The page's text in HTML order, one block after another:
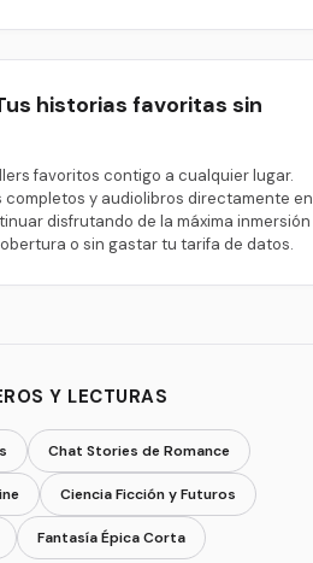
historias favoritas sin
favoritos contigo a cualquier lugar.
completos y audiolibros directamente en
disfrutando de la máxima inmersión
o sin gastar tu tarifa de datos.
Y LECTURAS
Chat Stories de Romance
Ciencia Ficción y Futuros
Fantasía Épica Corta